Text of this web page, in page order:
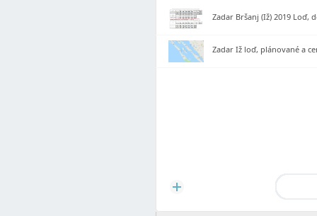
Zadar Bršanj (Iž) 2019 Loď,
Zadar Iž loď, plánované a